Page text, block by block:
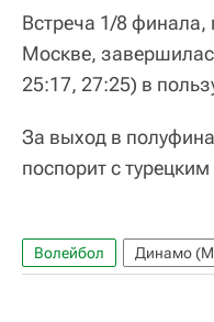
Встреча 1/8
Москве,
25:17, 27:25) в
За выход в
поспорит с
Волейбол Динамо